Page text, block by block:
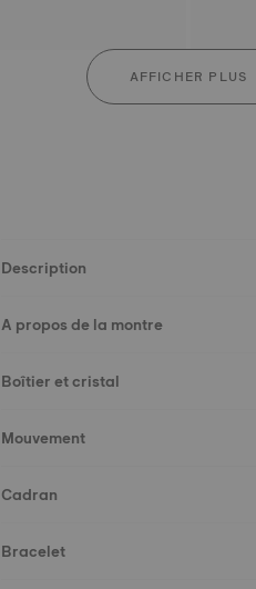
AFFICHER PLUS
Description
A propos de la montre
Boîtier et cristal
Mouvement
Cadran
Bracelet